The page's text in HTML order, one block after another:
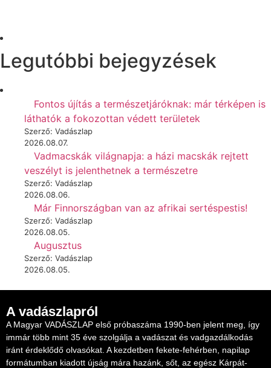
Legutóbbi bejegyzések
Fontos újítás a természetjáróknak: már térképen is
láthatók a fokozottan védett területek
Szerző: Vadászlap
2026.08.07.
Vadmacskák világnapja: a házi macskák rejtett
veszélyt is jelenthetnek a természetre
Szerző: Vadászlap
2026.08.06.
Már Finnországban van az afrikai sertéspestis!
Szerző: Vadászlap
2026.08.05.
Augusztus
Szerző: Vadászlap
2026.08.05.
A vadászlapról
A Magyar VADÁSZLAP első próbaszáma 1990-ben jelent meg, így
immár több mint 35 éve szolgálja a vadászat és vadgazdálkodás
iránt érdeklődő olvasókat. A kezdetben fekete-fehérben, napilap
formátumban kiadott újság mára hazánk, sőt, az egész Kárpát-